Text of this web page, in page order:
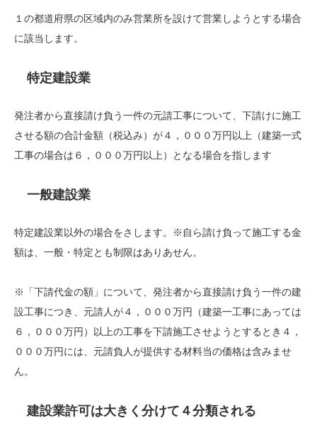
１の都道府県の区域内のみ営業所を設けて営業しようとする場合
に該当します。
特定建設業
発注者から直接請け負う一件の元請工事について、下請けに施工
させる額の合計金額（税込み）が４，０００万円以上（建築一式
工事の場合は６，０００万円以上）となる場合を指します
一般建設業
特定建設業以外の場合をさします。※自ら請け負って施工する金
額は、一般・特定とも制限はありあせん。
※「下請代金の額」について、発注者から直接請け負う一件の建
設工事につき、元請人が４，０００万円（建築一工事にあっては
６，０００万円）以上の工事を下請施工させようとするとき４，
０００万円には、元請負人が提供する材料当の価格は含みませ
ん。
建設業許可は大きく分けて４分類される